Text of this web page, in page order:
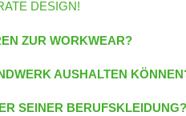
DESIGN!
ZUR WORKWEAR?
AUSHALTEN
SEINER BERUFSKLEIDUNG?